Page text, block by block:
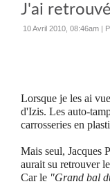
J'ai
10 Avril 2010, 08:46am |
Lorsque je les ai
d'Izis. Les auto-
carrosseries en
Mais seul, Jacques
aurait su retrouver
Car le "Grand bal